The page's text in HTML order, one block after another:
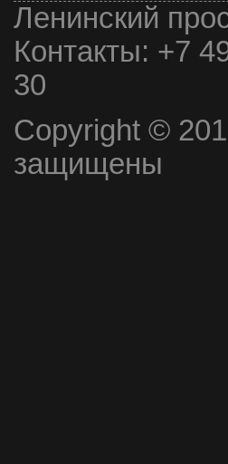
Ленинский
Контакты: +7
30
Copyright ©
защищены